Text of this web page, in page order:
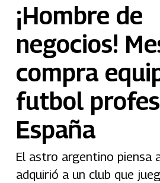
¡Hombre de
negocios!
compra
futbol
España
El astro argentino piensa
adquirió a un club que